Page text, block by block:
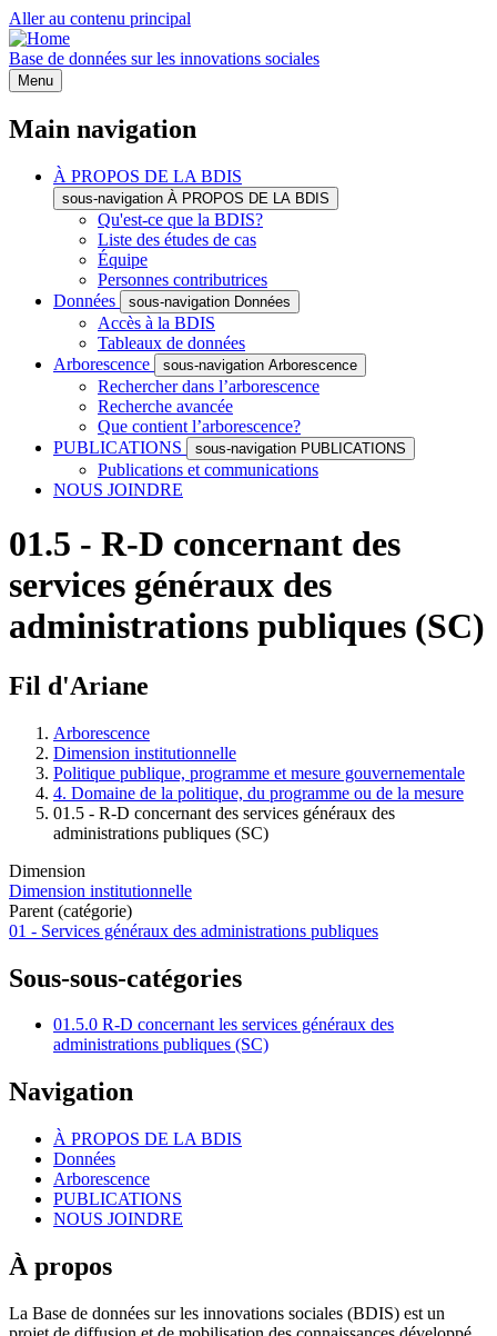
Aller au contenu principal
Base de données sur les innovations sociales
Menu
Main navigation
À PROPOS DE LA BDIS
sous-navigation À PROPOS DE LA BDIS
Qu'est-ce que la BDIS?
Liste des études de cas
Équipe
Personnes contributrices
Données
sous-navigation Données
Accès à la BDIS
Tableaux de données
Arborescence
sous-navigation Arborescence
Rechercher dans l’arborescence
Recherche avancée
Que contient l’arborescence?
PUBLICATIONS
sous-navigation PUBLICATIONS
Publications et communications
NOUS JOINDRE
01.5 - R-D concernant des
services généraux des
administrations publiques (SC)
Fil d'Ariane
Arborescence
Dimension institutionnelle
Politique publique, programme et mesure gouvernementale
4. Domaine de la politique, du programme ou de la mesure
01.5 - R-D concernant des services généraux des
administrations publiques (SC)
Dimension
Dimension institutionnelle
Parent (catégorie)
01 - Services généraux des administrations publiques
Sous-sous-catégories
01.5.0 R-D concernant les services généraux des
administrations publiques (SC)
Navigation
À PROPOS DE LA BDIS
Données
Arborescence
PUBLICATIONS
NOUS JOINDRE
À propos
La Base de données sur les innovations sociales (BDIS) est un